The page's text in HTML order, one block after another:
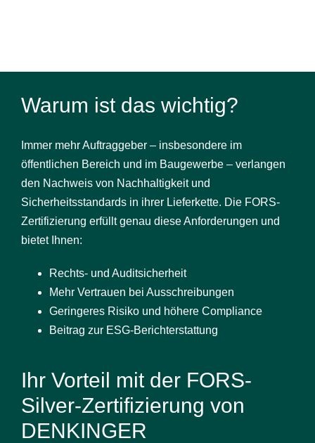
Warum ist das wichtig?
Immer mehr Auftraggeber – insbesondere im
öffentlichen Bereich und im Baugewerbe – verlangen
den Nachweis von Nachhaltigkeit und
Sicherheitsstandards in ihrer Lieferkette. Die FORS-
Zertifizierung erfüllt genau diese Anforderungen und
bietet Ihnen:
Rechts- und Auditsicherheit
Mehr Vertrauen bei Ausschreibungen
Geringeres Risiko und höhere Compliance
Beitrag zur ESG-Berichterstattung
Ihr Vorteil mit der FORS-
Silver-Zertifizierung von
DENKINGER